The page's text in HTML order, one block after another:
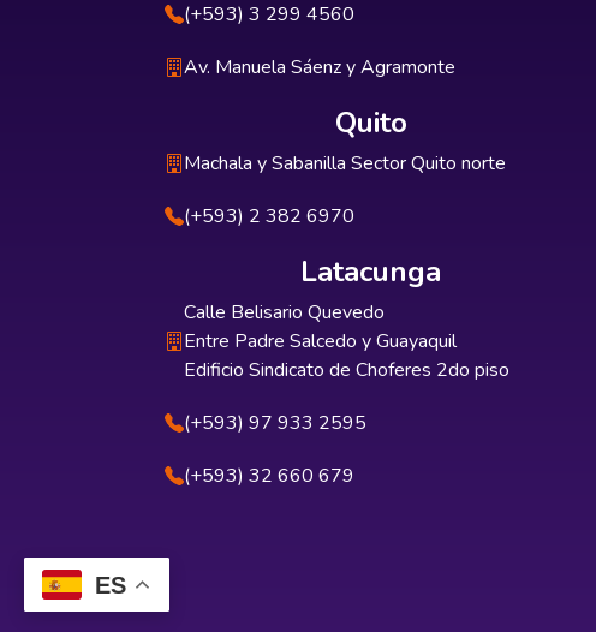
ES
(+593) 3 299 4560
Av. Manuela Sáenz y Agramonte
Quito
Machala y Sabanilla Sector Quito norte
(+593) 2 382 6970
Latacunga
Calle Belisario Quevedo
Entre Padre Salcedo y Guayaquil
Edificio Sindicato de Choferes 2do piso
(+593) 97 933 2595
(+593) 32 660 679